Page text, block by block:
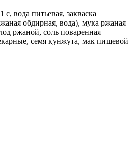
вода питьевая, закваска
обдирная, вода), мука ржаная
ржаной, соль поваренная
семя кунжута, мак пищевой